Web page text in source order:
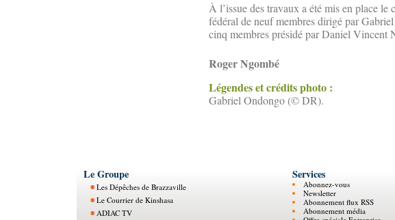
À l’issue des travaux a été mis en place
fédéral de neuf membres dirigé par
cinq membres présidé par Daniel Vincent
Roger Ngombé
Légendes et crédits photo :
Gabriel Ondongo (© DR).
Le Groupe
Les Dépêches de Brazzaville
Le Courrier de Kinshasa
ADIAC TV
Services
Abonnez-vous
Newsletter
Abonnement flux RSS
Abonnement média